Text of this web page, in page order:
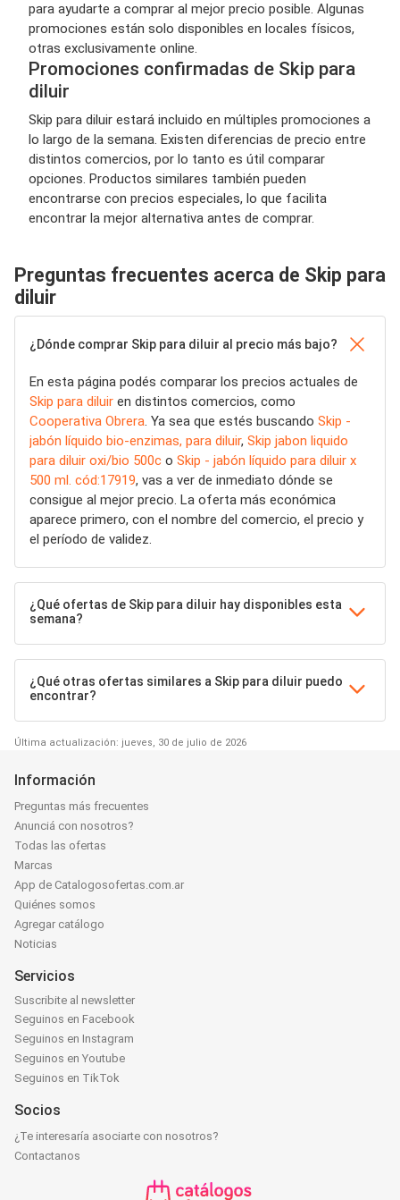
para ayudarte a comprar al mejor precio posible. Algunas
promociones están solo disponibles en locales físicos,
otras exclusivamente online.
Promociones confirmadas de Skip para
diluir
Skip para diluir estará incluido en múltiples promociones a
lo largo de la semana. Existen diferencias de precio entre
distintos comercios, por lo tanto es útil comparar
opciones. Productos similares también pueden
encontrarse con precios especiales, lo que facilita
encontrar la mejor alternativa antes de comprar.
Preguntas frecuentes acerca de Skip para
diluir
¿Dónde comprar Skip para diluir al precio más bajo?
En esta página podés comparar los precios actuales de
Skip para diluir en distintos comercios, como
Cooperativa Obrera . Ya sea que estés buscando Skip -
jabón líquido bio-enzimas, para diluir, Skip jabon liquido
para diluir oxi/bio 500c o Skip - jabón líquido para diluir x
500 ml. cód:17919, vas a ver de inmediato dónde se
consigue al mejor precio. La oferta más económica
aparece primero, con el nombre del comercio, el precio y
el período de validez.
¿Qué ofertas de Skip para diluir hay disponibles esta
semana?
¿Qué otras ofertas similares a Skip para diluir puedo
encontrar?
Última actualización: jueves, 30 de julio de 2026
Información
Preguntas más frecuentes
Anunciá con nosotros?
Todas las ofertas
Marcas
App de Catalogosofertas.com.ar
Quiénes somos
Agregar catálogo
Noticias
Servicios
Suscribite al newsletter
Seguinos en Facebook
Seguinos en Instagram
Seguinos en Youtube
Seguinos en TikTok
Socios
¿Te interesaría asociarte con nosotros?
Contactanos